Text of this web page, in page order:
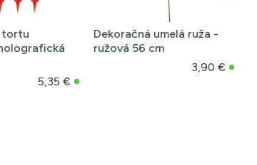
Dekoračná umelá ruža -
fialová 56 cm
Dekoračná umelá
červená 56 cm